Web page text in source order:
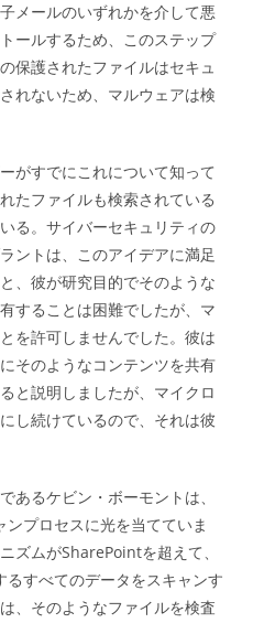
メールのいずれかを介して悪
ールするため、このステップ
保護されたファイルはセキュ
れないため、マルウェアは検
がすでにこれについて知って
たファイルも検索されている
る。サイバーセキュリティの
ントは、このアイデアに満足
、彼が研究目的でそのような
することは困難でしたが、マ
を許可しませんでした。彼は
そのようなコンテンツを共有
と説明しましたが、マイクロ
し続けているので、それは彼
あるケビン・ボーモントは、
プロセスに光を当てていま
ズムがSharePointを超えて、
すべてのデータをスキャンす
、そのようなファイルを検査